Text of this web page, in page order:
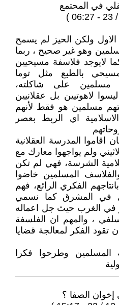
ولكن الحيز لم يسمح
وهو غير صحيح ، ربما
لايوجد فلاسفة مسيحيين
بالطبع مثل توما
مسلمين على شاكلته،
لاهوتيين بل عقلانيين
مسلمين هو فقط لأنهم
اي الربط بعصر
اقاموا المدرسة العقلانية
ولم يواجهوا معارك مع
الشرسة، فهي لم تكن
المسلمين خاضوا
الفكري الرائع، فهم
في المشرق كما نسمي
في الغرب حيث جل اعماله
، والمهم ان الفلسفة
تقود الفكر لمعالجة قضايا
المسلمين وطرحوا فكرا